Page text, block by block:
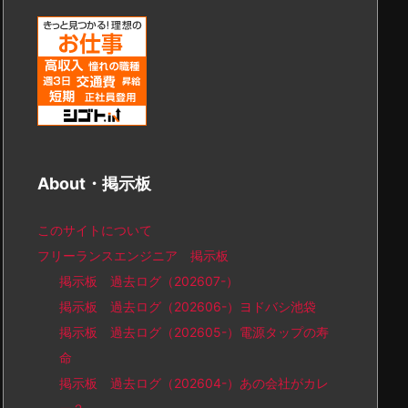
About・掲示板
このサイトについて
フリーランスエンジニア 掲示板
掲示板 過去ログ（202607-）
掲示板 過去ログ（202606-）ヨドバシ池袋
掲示板 過去ログ（202605-）電源タップの寿
命
掲示板 過去ログ（202604-）あの会社がカレ